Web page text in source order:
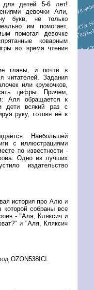
для детей 5-6 лет!
девочки Али,
букв, не только
им помогает,
помогая девочке
коварным
во время чтения
главы, и почти в
читателей. Задания
или кружочков,
цифры. Причем,
Аля обращается к
дети всякий раз с
руку, готовя её к
Наибольшей
с иллюстрациями
по известности -
Одно из лучших
издательство
история про Алю и
которой собраны все
- "Аля, Кляксич и
и "Аля, Кляксич
OZON538ICL